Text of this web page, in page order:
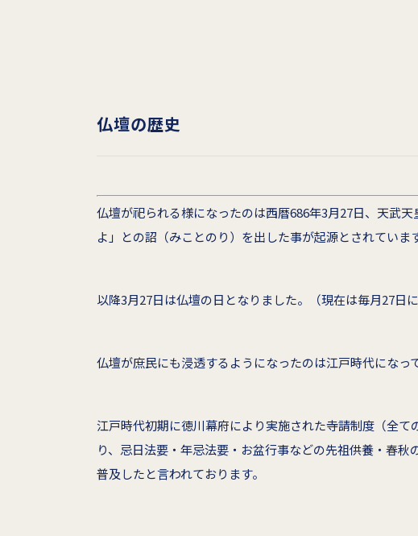
仏壇の歴史
仏壇が祀られる様になったのは西暦686年3月27日、天武
よ」との詔（みことのり）を出した事が起源とされていま
以降3月27日は仏壇の日となりました。（現在は毎月27日に
仏壇が庶民にも浸透するようになったのは江戸時代になっ
江戸時代初期に徳川幕府により実施された寺請制度（全
り、忌日法要・年忌法要・お盆行事などの先祖供養・春
普及したと言われております。